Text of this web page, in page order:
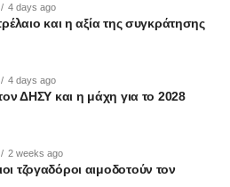
4 days ago
και η αξία της συγκράτησης
4 days ago
ΔΗΣΥ και η μάχη για το 2028
2 weeks ago
τζογαδόροι αιμοδοτούν τον